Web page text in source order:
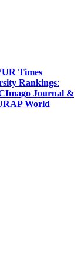
Times
Rankings:
Journal &
World